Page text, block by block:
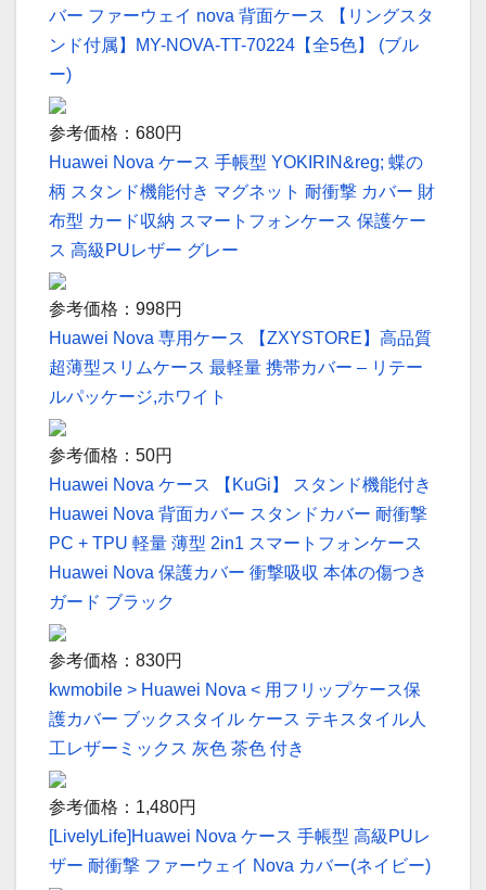
バー ファーウェイ nova 背面ケース 【リングスタ
ンド付属】MY-NOVA-TT-70224【全5色】 (ブル
ー)
参考価格：680円
Huawei Nova ケース 手帳型 YOKIRIN&reg; 蝶の
柄 スタンド機能付き マグネット 耐衝撃 カバー 財
布型 カード収納 スマートフォンケース 保護ケー
ス 高級PUレザー グレー
参考価格：998円
Huawei Nova 専用ケース 【ZXYSTORE】高品質
超薄型スリムケース 最軽量 携帯カバー – リテー
ルパッケージ,ホワイト
参考価格：50円
Huawei Nova ケース 【KuGi】 スタンド機能付き
Huawei Nova 背面カバー スタンドカバー 耐衝撃
PC + TPU 軽量 薄型 2in1 スマートフォンケース
Huawei Nova 保護カバー 衝撃吸収 本体の傷つき
ガード ブラック
参考価格：830円
kwmobile > Huawei Nova < 用フリップケース保
護カバー ブックスタイル ケース テキスタイル人
工レザーミックス 灰色 茶色 付き
参考価格：1,480円
[LivelyLife]Huawei Nova ケース 手帳型 高級PUレ
ザー 耐衝撃 ファーウェイ Nova カバー(ネイビー)